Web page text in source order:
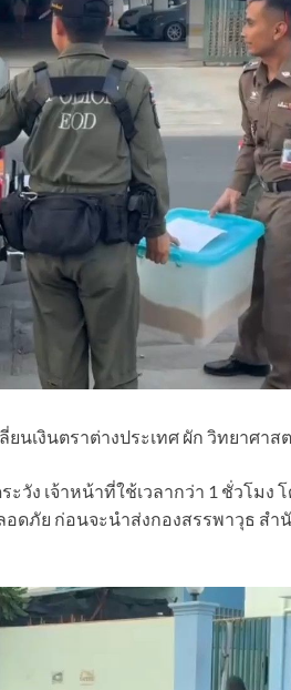
ยนเงินตราต่างประเทศ ผัก วิทยาศา
วัง เจ้าหน้าที่ใช้เวลากว่า 1 ชั่วโมง
อดภัย ก่อนจะนำส่งกองสรรพาวุธ สำ